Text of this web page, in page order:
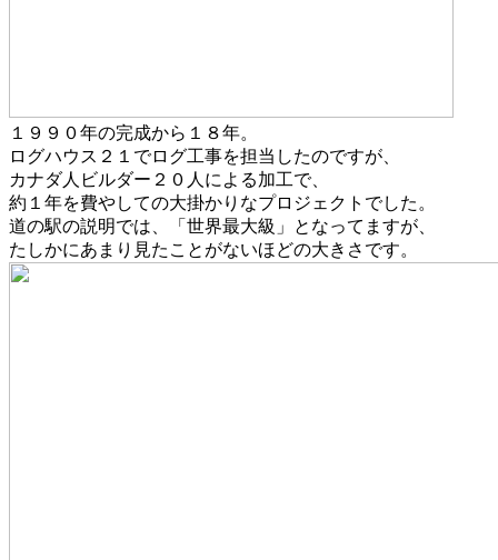
１９９０年の完成から１８年。
ログハウス２１でログ工事を担当したのですが、
カナダ人ビルダー２０人による加工で、
約１年を費やしての大掛かりなプロジェクトでした。
道の駅の説明では、「世界最大級」となってますが、
たしかにあまり見たことがないほどの大きさです。